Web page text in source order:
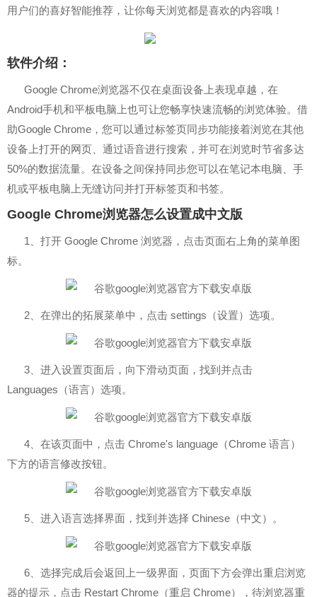
用户们的喜好智能推荐，让你每天浏览都是喜欢的内容哦！
软件介绍：
Google Chrome浏览器不仅在桌面设备上表现卓越，在
Android手机和平板电脑上也可让您畅享快速流畅的浏览体验。借
助Google Chrome，您可以通过标签页同步功能接着浏览在其他
设备上打开的网页、通过语音进行搜索，并可在浏览时节省多达
50%的数据流量。在设备之间保持同步您可以在笔记本电脑、手
机或平板电脑上无缝访问并打开标签页和书签。
Google Chrome浏览器怎么设置成中文版
1、打开 Google Chrome 浏览器，点击页面右上角的菜单图
标。
2、在弹出的拓展菜单中，点击 settings（设置）选项。
3、进入设置页面后，向下滑动页面，找到并点击
Languages（语言）选项。
4、在该页面中，点击 Chrome's language（Chrome 语言）
下方的语言修改按钮。
5、进入语言选择界面，找到并选择 Chinese（中文）。
6、选择完成后会返回上一级界面，页面下方会弹出重启浏览
器的提示，点击 Restart Chrome（重启 Chrome），待浏览器重